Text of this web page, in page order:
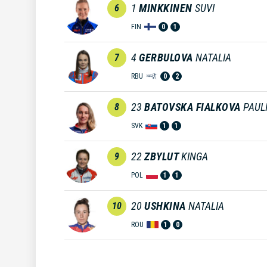
6 1 MINKKINEN SUVI
FIN 0 1
7 4 GERBULOVA NATALIA
RBU 0 2
8 23 BATOVSKA FIALKOVA
SVK 1 1
9 22 ZBYLUTKINGA
POL 1 1
10 20 USHKINA NATALIA
ROU 1 0